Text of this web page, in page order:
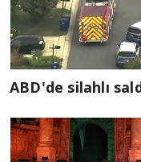
ABD'de silahlı